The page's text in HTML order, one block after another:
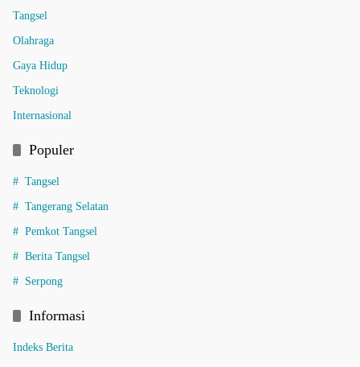
Tangsel
Olahraga
Gaya Hidup
Teknologi
Internasional
Populer
Tangsel
Tangerang Selatan
Pemkot Tangsel
Berita Tangsel
Serpong
Informasi
Indeks Berita